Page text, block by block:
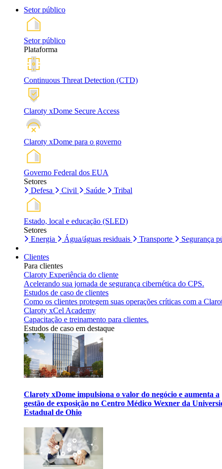
Setor público
Setor público
Plataforma
Continuous Threat Detection (CTD)
Claroty xDome Secure Access
Claroty xDome para o governo
Governo Federal dos EUA
Setores
Defesa
Civil Saúde Tribal
Estado, local e educação (SLED)
Setores
Energia
Água/águas residuais Transporte Segurança
Clientes
Para clientes
Claroty Experiência do cliente
Acelerando sua jornada de segurança cibernética do CPS.
Estudos de caso de clientes
Como os clientes protegem suas operações críticas com a
Claroty xCel Academy
Capacitação e treinamento para clientes.
Estudos de caso em destaque
Claroty xDome impulsiona o valor do negócio e aumenta a
gestão de exposição no Centro Médico Wexner da
Estadual de Ohio